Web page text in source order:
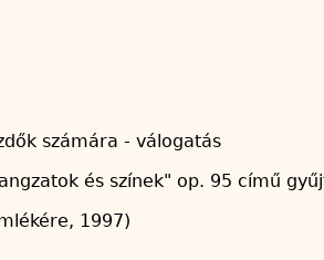
számára - válogatás
és színek" op. 95 című
1997)